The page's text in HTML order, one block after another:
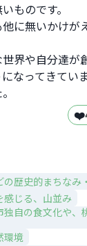
ものです。
に無いかけが
界や自分達が
なってきてい
❤️
歴史的まちなみ
感じる、山並み​
独自の食文化や、​
環境